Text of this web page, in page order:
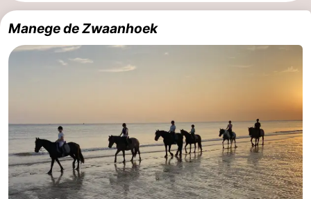
Bed
Vakantiehuizen
Last
Manege de Zwaanhoek